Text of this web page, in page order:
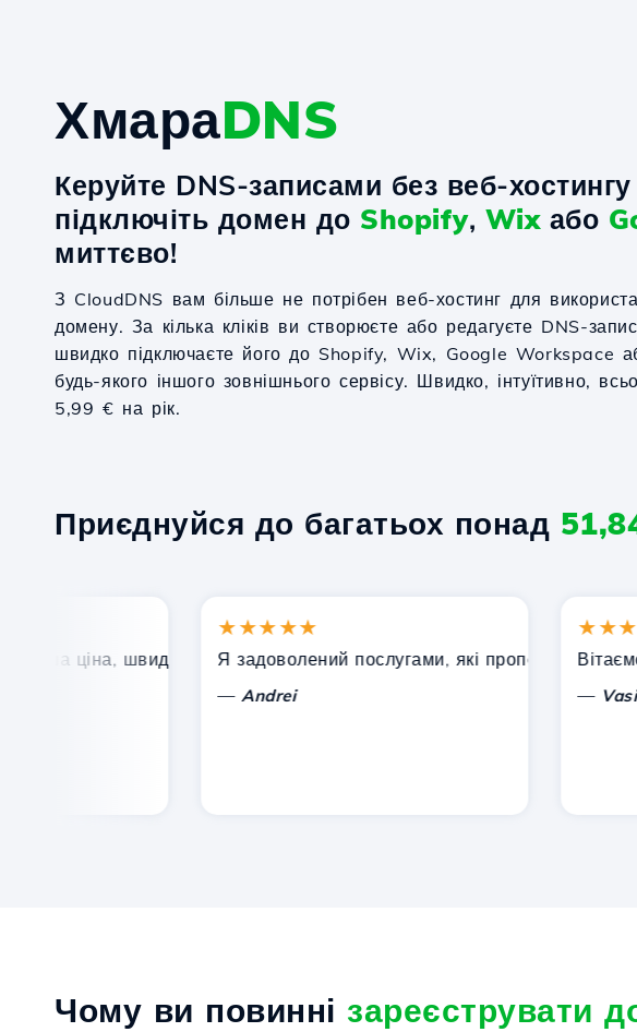
ХмараDNS
Керуйте DNS-записами без веб-
підключіть домен до Shopify, Wixабо
миттєво!
З CloudDNS вам більше не потрібен веб-хостинг для
домену. За кілька кліків ви створюєте або редагуєте DNS-
швидко підключаєте його до Shopify, Wix, Google Workspace
будь-якого іншого зовнішнього сервісу. Швидко, інтуїтивно,
5,99 € на рік.
Приєднуйся до багатьох понад
ціна, швидка та ефективна технічна підтримка.
★★★★★
Я задоволений послугами, які пропонує Hostico.
Andrei
★★★★★
Вітаємо і
Vasiliu
Чому ви повинні зареєструвати